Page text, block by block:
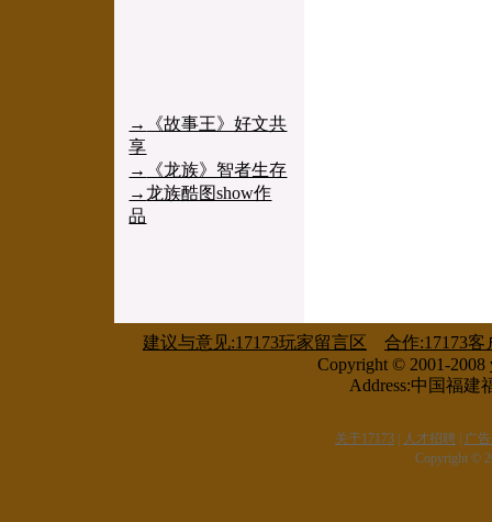
→
《故事王》好文共
享
→
《龙族》智者生存
→龙族酷图show作
品
建议与意见:17173玩家留言区
合作:17173
Copyright © 2001-2008
Address:中国福建
关于17173 人才招聘
广
Copyright ©